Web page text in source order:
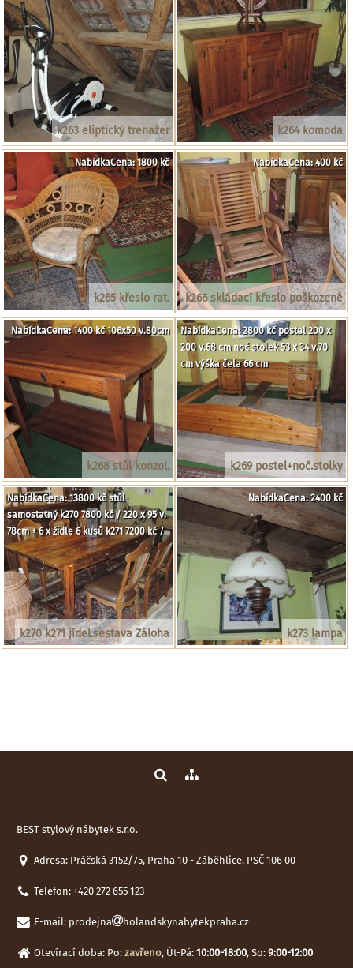
k263 eliptický trenažer k264 komoda
k265 křeslo rat.
NabídkaCena: 1800 kč
k266 skládací křeslo poškozené
NabídkaCena: 400 kč
k268 stůl konzol.
NabídkaCena: 1400 kč 106x50 v.80cm
k269 postel+noč.stolky
NabídkaCena: 2800 kč postel 200 x
200 v.68 cm noč stolek 53 x 34 v.70
cm výška čela 66 cm
k270 k271 jídel.sestava Záloha
NabídkaCena: 13800 kč stůl
samostatný k270 7800 kč / 220 x 95 v.
78cm + 6 x židle 6 kusů k271 7200 kč /
k273 lampa
NabídkaCena: 2400 kč
BEST stylový nábytek s.r.o.
Adresa: Práčská 3152/75, Praha 10 - Záběhlice, PSČ 106 00
Telefon: +420 272 655 123
E-mail: prodejna holandskynabytekpraha.cz
Otevírací doba: Po: zavřeno, Út-Pá: 10:00-18:00, So: 9:00-12:00